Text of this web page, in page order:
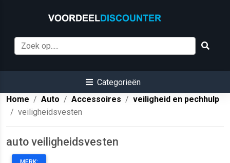
Categorieën
Home
Auto Accessoires
veiligheid en pechhulp
veiligheidsvesten
auto veiligheidsvesten